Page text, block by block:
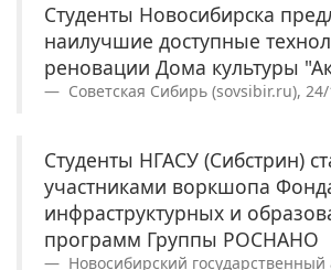
Студенты Новосибирска
наилучшие доступные
реновации Дома культуры
Советская Сибирь (sovsibir.ru),
Студенты НГАСУ (Сибстрин)
участниками воркшопа
инфраструктурных и
программ Группы РОСНАНО
Новосибирский государственный